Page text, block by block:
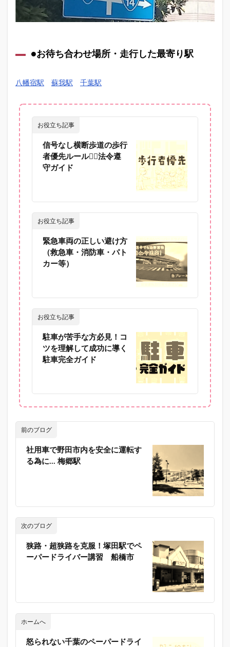
●お待ち合わせ場所・走行した最寄り駅
八幡宿駅 蘇我駅 千葉駅
お役立ち記事
信号なし横断歩道の歩行
者優先ルール🚶‍♀️法令遵
守ガイド
お役立ち記事
緊急車両の正しい避け方
（救急車・消防車・パト
カー等）
お役立ち記事
駐車が苦手な方必見！コ
ツを理解して成功に導く
駐車完全ガイド
前のブログ
社用車で野田市内を安全に運転す
る為に… 梅郷駅
次のブログ
狭路・超狭路を克服！塚田駅でペ
ーパードライバー講習 船橋市
ホームへ
怒られない千葉のペーパードライ